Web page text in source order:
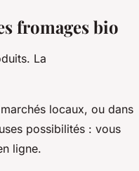
fromages bio
La
locaux, ou dans
possibilités : vous
ligne.